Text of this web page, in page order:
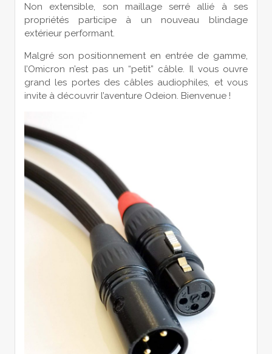
Non extensible, son maillage serré allié à ses
propriétés participe à un nouveau blindage
extérieur performant.
Malgré son positionnement en entrée de gamme,
l’Omicron n’est pas un “petit” câble. Il vous ouvre
grand les portes des câbles audiophiles, et vous
invite à découvrir l’aventure Odeion. Bienvenue !